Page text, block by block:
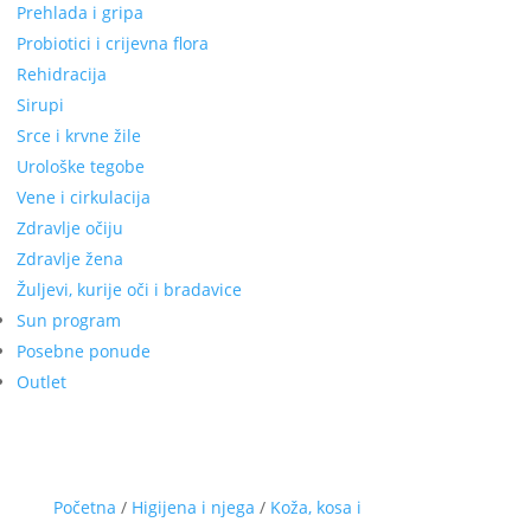
Prehlada i gripa
Probiotici i crijevna flora
Rehidracija
Sirupi
Srce i krvne žile
Urološke tegobe
Vene i cirkulacija
Zdravlje očiju
Zdravlje žena
Žuljevi, kurije oči i bradavice
Sun program
Posebne ponude
Outlet
Početna / Higijena i njega / Koža, kosa i